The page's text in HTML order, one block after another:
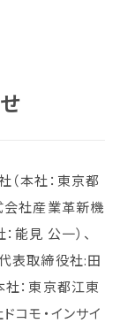
（本社：東京都
会社産業⾰新機
能見 公一）、
代表取締役社:田
社：東京都江東
コモ・インサイ